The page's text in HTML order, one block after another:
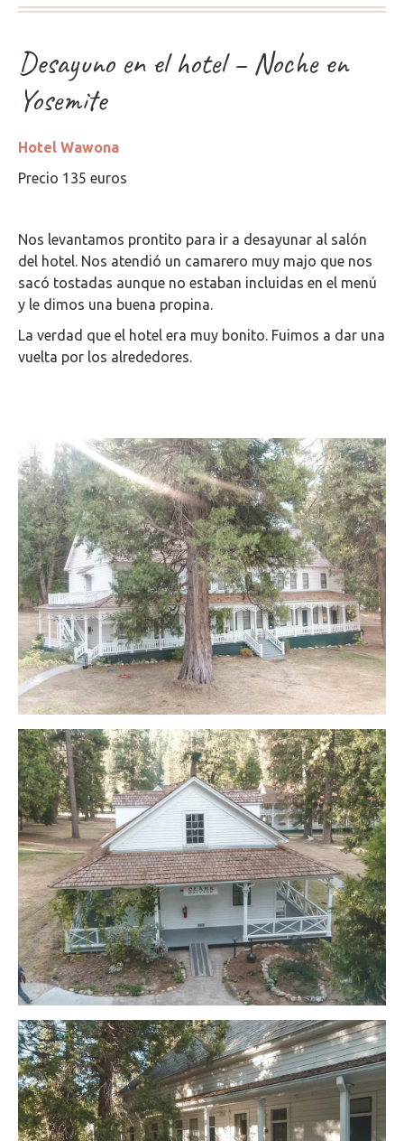
Desayuno en el hotel – Noche en
Yosemite
Hotel Wawona
Precio 135 euros
Nos levantamos prontito para ir a desayunar al salón
del hotel. Nos atendió un camarero muy majo que nos
sacó tostadas aunque no estaban incluidas en el menú
y le dimos una buena propina.
La verdad que el hotel era muy bonito. Fuimos a dar una
vuelta por los alrededores.